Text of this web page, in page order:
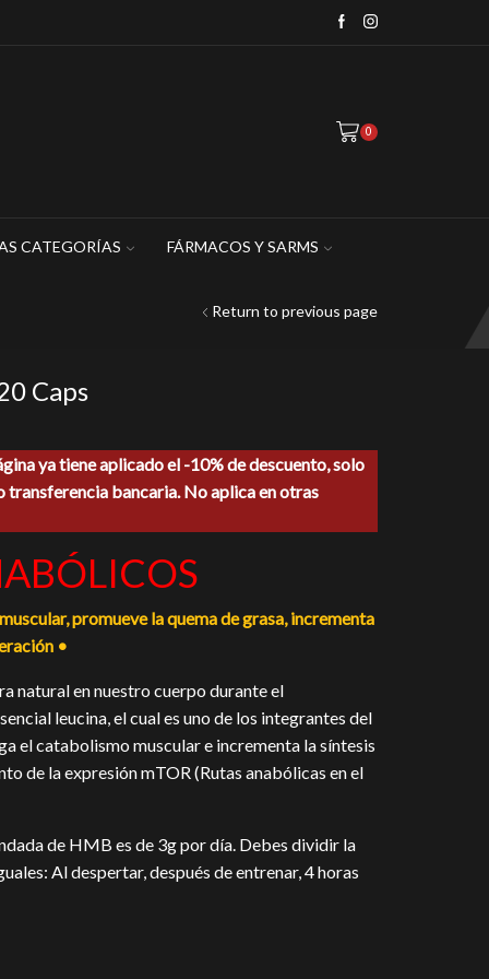
WhatsApp: 449 467 1883
0
CATEGORÍAS FÁRMACOS Y SARMS
Return to previous page
Caps
ya tiene aplicado el -10% de descuento, solo
transferencia bancaria. No aplica en otras
promueve la quema de grasa, incrementa
•
natural en nuestro cuerpo durante el
leucina, el cual es uno de los integrantes del
el catabolismo muscular e incrementa la síntesis
de la expresión mTOR (Rutas anabólicas en el
de HMB es de 3g por día. Debes dividir la
Al despertar, después de entrenar, 4 horas